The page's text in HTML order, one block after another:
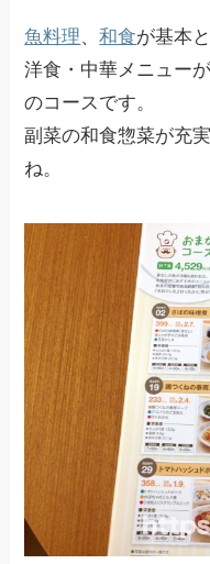
魚料理、和食が基本
洋食・中華メニュー
のコースです。
副菜の和食惣菜が充
ね。